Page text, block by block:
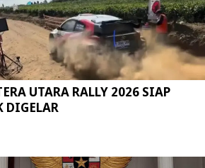
UTARA RALLY 2026 SIAP
DIGELAR